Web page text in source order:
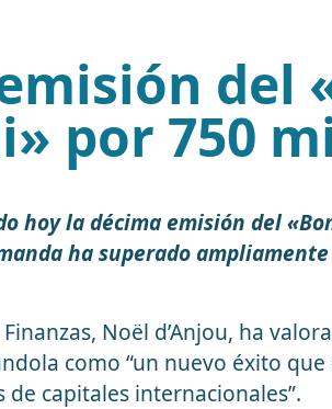
del
por 750
hoy la décima emisión del
ha superado
Noël d’Anjou, ha
como “un nuevo éxito
capitales internacionales”.